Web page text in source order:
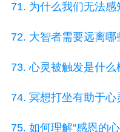
71. 为什么我们无法感
72. 大智者需要远离哪
73. 心灵被触发是什么
74. 冥想打坐有助于心
75. 如何理解“感恩的心